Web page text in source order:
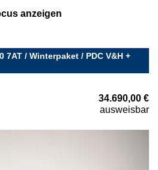
anzeigen
7AT / Winterpaket / PDC V&H +
34.690,00 €
ausweisbar